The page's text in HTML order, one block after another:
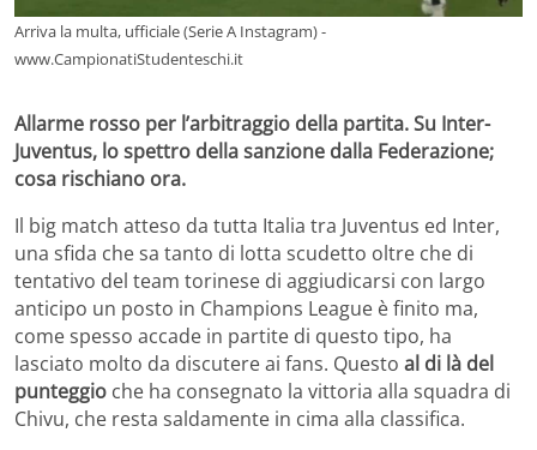
Arriva la multa, ufficiale (Serie A Instagram) -
www.CampionatiStudenteschi.it
Allarme rosso per l’arbitraggio della partita. Su Inter-
Juventus, lo spettro della sanzione dalla Federazione;
cosa rischiano ora.
Il big match atteso da tutta Italia tra Juventus ed Inter,
una sfida che sa tanto di lotta scudetto oltre che di
tentativo del team torinese di aggiudicarsi con largo
anticipo un posto in Champions League è finito ma,
come spesso accade in partite di questo tipo, ha
lasciato molto da discutere ai fans. Questo al di là del
punteggio che ha consegnato la vittoria alla squadra di
Chivu, che resta saldamente in cima alla classifica.